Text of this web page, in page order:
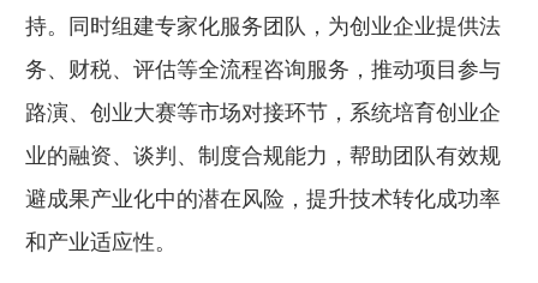
持。同时组建专家化服务团队，为创业企业提供法
务、财税、评估等全流程咨询服务，推动项目参与
路演、创业大赛等市场对接环节，系统培育创业企
业的融资、谈判、制度合规能力，帮助团队有效规
避成果产业化中的潜在风险，提升技术转化成功率
和产业适应性。